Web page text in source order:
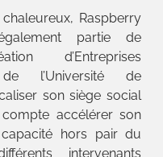
Raspberry
partie de
d’Entreprises
de l’Université de
son siège social
accélérer son
hors pair du
intervenants